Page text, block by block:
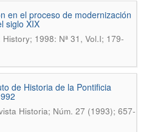
en el proceso de modernización
siglo XIX
History; 1998: Nª 31, Vol.I; 179-
de Historia de la Pontificia
Historia; Núm. 27 (1993); 657-